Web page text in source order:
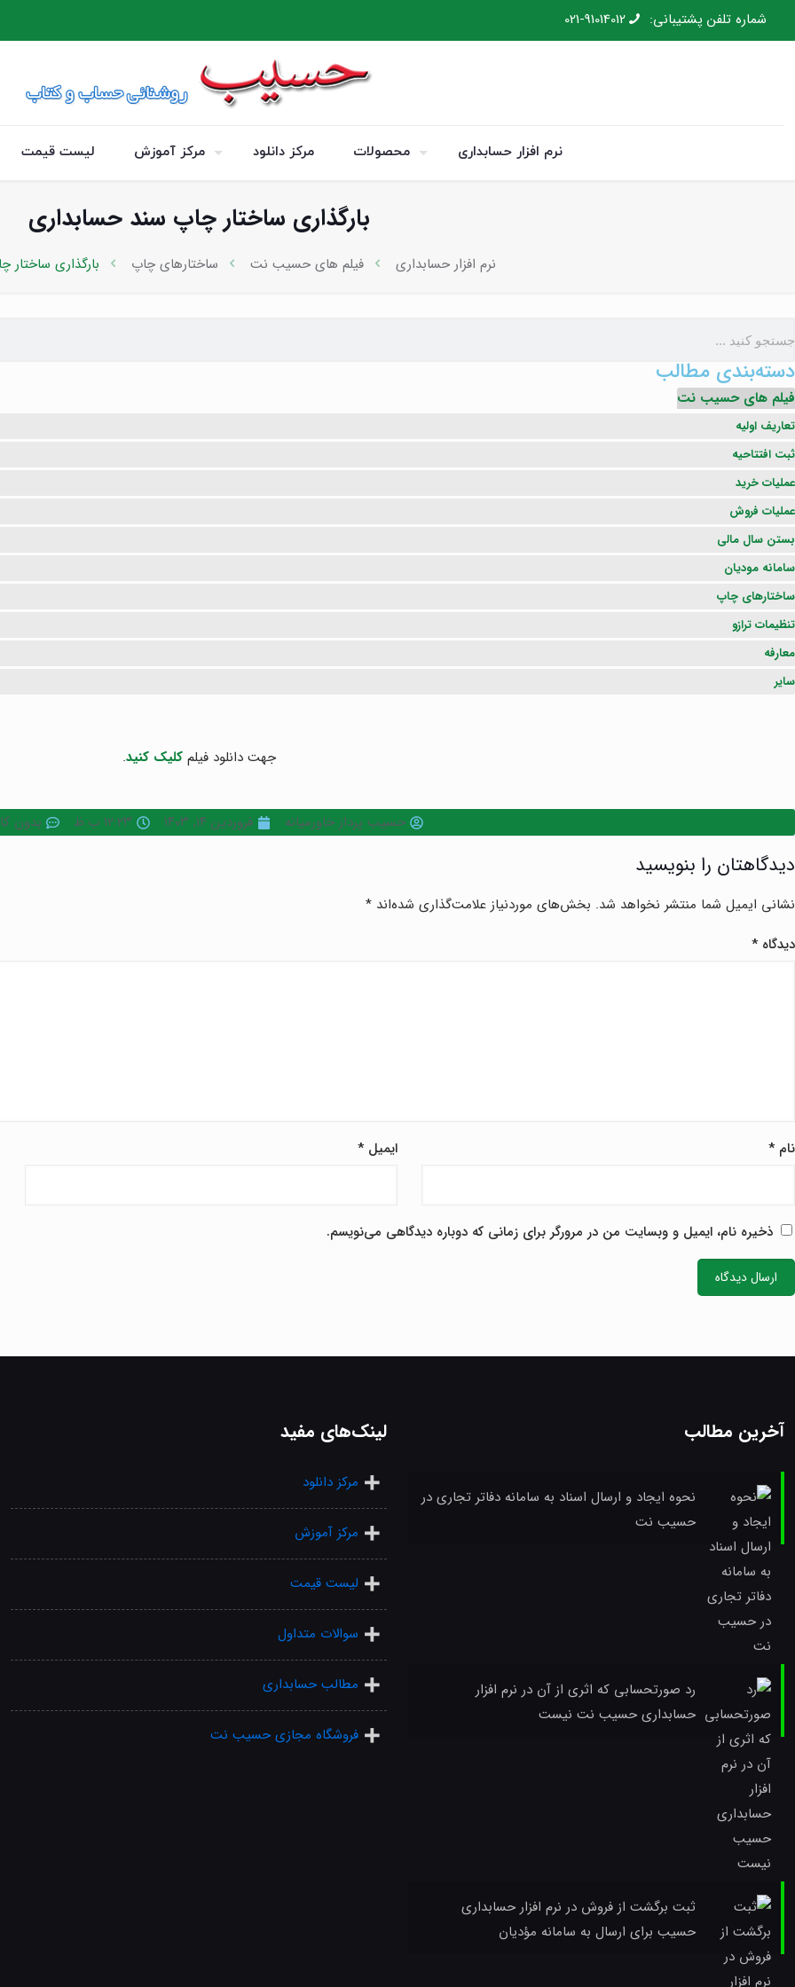
شماره تلفن پشتیبانی: 021-91014012
نرم افزار حسابداری محصولات مرکز دانلود مرکز آموزش لیست قیمت
بارگذاری ساختار چاپ سند حسابداری
نرم افزار حسابداری فیلم های حسیب نت ساختارهای چاپ بارگذاری
دسته‌بندی مطالب
فیلم های حسیب نت
تعاریف اولیه
ثبت افتتاحیه
عملیات خرید
عملیات فروش
بستن سال مالی
سامانه مودیان
ساختارهای چاپ
تنظیمات ترازو
معارفه
سایر
جهت دانلود فیلمکلیک کنید.
حسیب پرداز خاورمیانه فروردین ۱۴, ۱۴۰۳ ۱۲:۲۳ ب.ظ بدون
دیدگاهتان را بنویسید
نشانی ایمیل شما منتشر نخواهد شد. بخش‌های موردنیاز علامت‌گذاری شده‌اند *
دیدگاه*
نام* ایمیل*
ذخیره نام، ایمیل و وبسایت من در مرورگر برای زمانی که دوباره دیدگاهی می‌نویسم.
آخرین مطالب
نحوه ایجاد و ارسال اسناد به سامانه دفاتر تجاری در
حسیب نت
رد صورتحسابی که اثری از آن در نرم افزار
حسابداری حسیب نت نیست
ثبت برگشت از فروش در نرم افزار حسابداری
حسیب برای ارسال به سامانه مؤدیان
لینک‌های مفید
مرکز دانلود
مرکز آموزش
لیست قیمت
سوالات متداول
مطالب حسابداری
فروشگاه مجازی حسیب نت